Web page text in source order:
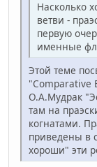
Насколько
ветви -
первую
именные
Этой теме
"Comparative
О.А.Мудрак
там на
когнатами.
приведены в
хороши" эти